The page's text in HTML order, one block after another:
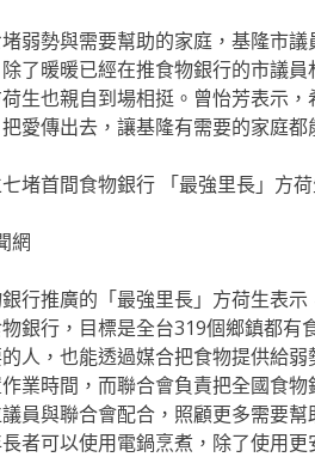
弱勢與需要幫助的家庭，基隆市
了暖暖已經在推食物銀行的市議
生也親自到場相挺。曾怡芳表示
愛傳出去，讓基隆有需要的家庭都
堵首間食物銀行 「最強里長」方荷
網
行推廣的「最強里長」方荷生表
銀行，目標是全台319個鄉鎮都有
人，也能透過媒合把食物提供給
業時間，而聯合會負責把全國食
員與聯合會配合，照顧更多需要幫
者可以使用電鍋烹煮，除了使用